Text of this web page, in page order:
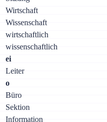
Wirtschaft
Wissenschaft
wirtschaftlich
wissenschaftlich
ei
Leiter
о
Büro
Sektion
Information